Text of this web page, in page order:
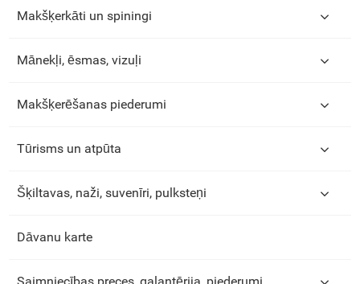
Makšķerkāti un spiningi
Mānekļi, ēsmas, vizuļi
Makšķerēšanas piederumi
Tūrisms un atpūta
Šķiltavas, naži, suvenīri, pulksteņi
Dāvanu karte